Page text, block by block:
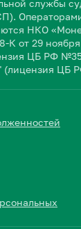
службы
НКО
от 29
ЦБ РФ
ЦБ